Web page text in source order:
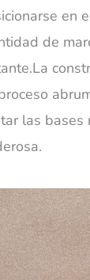
en
de
las bases